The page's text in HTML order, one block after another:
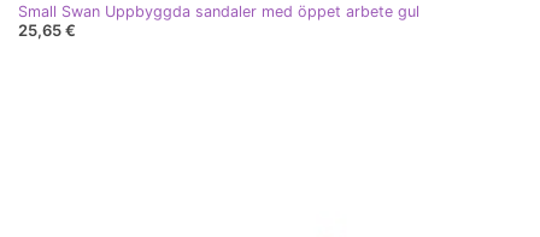
Small Swan Uppbyggda sandaler med öppet arbete gul
25,65 €